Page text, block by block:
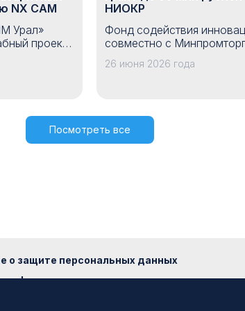
NX CAM
Урал»
проект
для
НИОКР
Фонд содействия
совместно с
России открыл прием
конкурс «Развитие-Пром».
рынок отечественную
высокотехнологичную
26 июня 2026 года
Посмотреть все
о защите персональных данных